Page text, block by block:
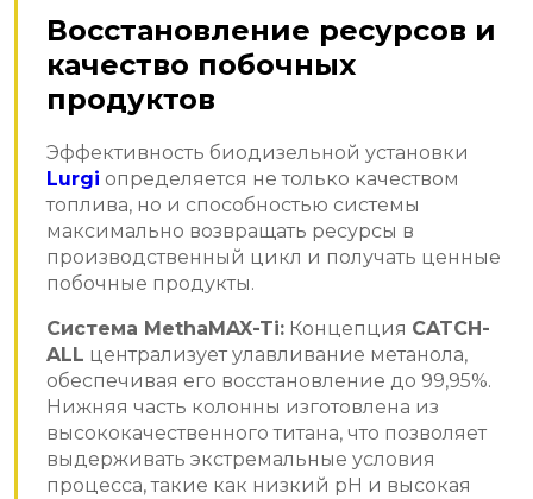
Восстановление ресурсов и
качество побочных
продуктов
Эффективность биодизельной установки
Lurgi определяется не только качеством
топлива, но и способностью системы
максимально возвращать ресурсы в
производственный цикл и получать ценные
побочные продукты.
Система MethaMAX-Ti: Концепция CATCH-
ALL централизует улавливание метанола,
обеспечивая его восстановление до 99,95%.
Нижняя часть колонны изготовлена из
высококачественного титана, что позволяет
выдерживать экстремальные условия
процесса, такие как низкий рН и высокая